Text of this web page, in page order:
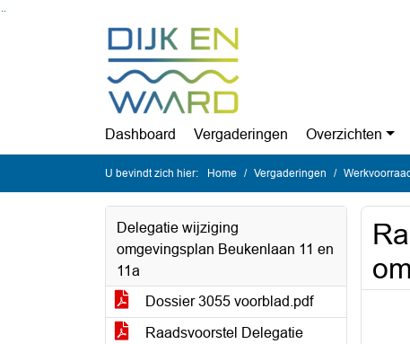
Dashboard Vergaderingen Overzichten
U bevindt zich hier: Home Vergaderingen
Delegatie wijziging
omgevingsplan Beukenlaan 11 en
11a
Dossier 3055 voorblad.pdf
Raadsvoorstel Delegatie